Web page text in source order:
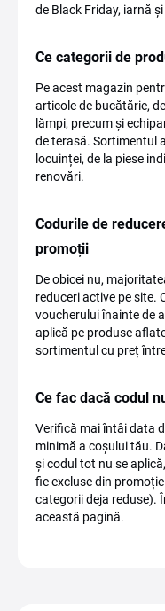
de Black Friday, iarnă
Ce categorii de
Pe acest magazin
articole de bucătărie,
lămpi, precum și
de terasă. Sortimentul
locuinței, de la piese
renovări.
Codurile de
promoții
De obicei nu,
reduceri active pe site.
voucherului înainte de
aplică pe produse
sortimentul cu preț
Ce fac dacă codul
Verifică mai întâi data
minimă a coșului tău.
și codul tot nu se
fie excluse din
categorii deja reduse).
această pagină.